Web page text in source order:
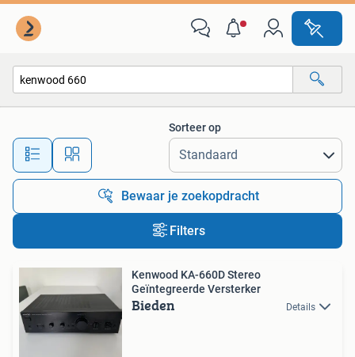
Alle afstanden…
Sorteer op
Bewaar je zoekopdracht
Filters
Kenwood KA-660D Stereo
Geïntegreerde Versterker
Bieden Details